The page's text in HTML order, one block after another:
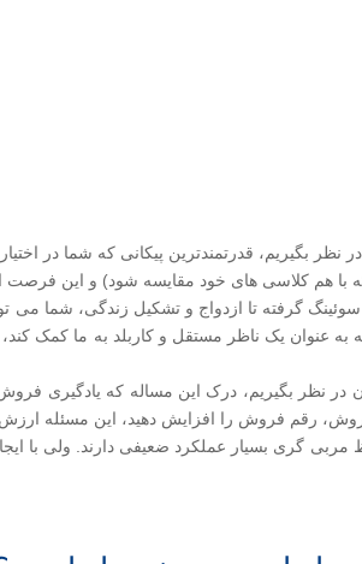
بگیریم، قدرتمندترین پیکانی که شما در
با هم کلاسی های خود مقایسه شود) و این
گرفته تا ازدواج و تشکیل زندگی، شما می
به عنوان یک ناظر مستقل و کاربلد به ما کمک
در نظر بگیریم، درک این مساله که یادگیری
رقم فروش را افزایش دهید، این مسئله ارزش
گری بسیار عملکرد ضعیفی دارند. ولی با